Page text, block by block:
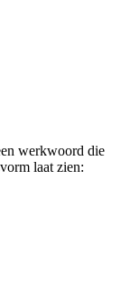
werkwoord die
laat zien: